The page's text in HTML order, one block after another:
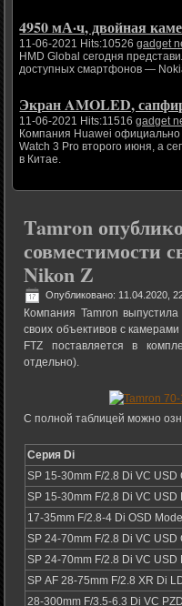
4950 мА·ч, двойная
11-06-2021 Hits:10526gadget
HMD Global сегодня
доступных смартфонов —
Экран AMOLED,
11-06-2021 Hits:11516gadget
Компания Huawei
Watch 3 Pro второго июня, а
в Китае.
Tamron
совместимости
Nikon Z
Опубликовано: 11.04.2020,
Компания Tamron
своих объективов с
FTZ поставляется в
отдельно).
С полной таблицей можно
Серия Di
SP 15-30mm F/2.8 Di VC USD
SP 15-30mm F/2.8 Di VC USD
17-35mm F/2.8-4 Di OSD
SP 24-70mm F/2.8 Di VC
SP 24-70mm F/2.8 Di VC
SP AF 28-75mm F/2.8 XR Di
28-300mm F/3.5-6.3 Di VC